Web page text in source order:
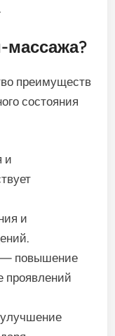
массажа?
преимуществ
состояния
и
и
— повышение
проявлений